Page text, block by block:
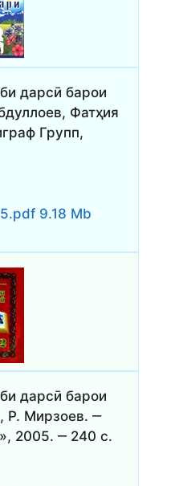
дарсӣ барои
Фатҳия
Групп,
9.18 Mb
дарсӣ барои
Р. Мирзоев. ‒
2005. ‒ 240 с.